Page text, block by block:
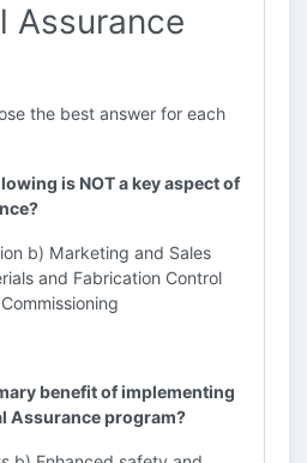
Assurance
the best answer for each
is NOT a key aspect of
b) Marketing and Sales
and Fabrication Control
benefit of implementing
Assurance program?